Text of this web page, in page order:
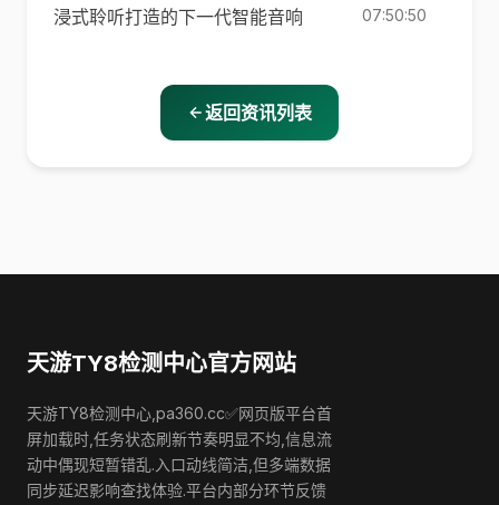
浸式聆听打造的下一代智能音响
07:50:50
返回资讯列表
天游TY8检测中心官方网站
天游TY8检测中心,pa360.cc✅网页版平台首
屏加载时,任务状态刷新节奏明显不均,信息流
动中偶现短暂错乱.入口动线简洁,但多端数据
同步延迟影响查找体验.平台内部分环节反馈